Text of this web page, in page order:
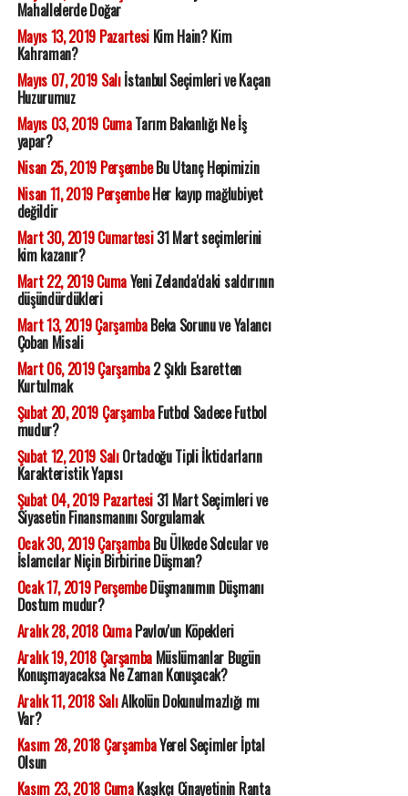
Mahallelerde Doğar
Mayıs 13, 2019 PazartesiKim Hain? Kim
Kahraman?
Mayıs 07, 2019 Salıİstanbul Seçimleri ve Kaçan
Huzurumuz
Mayıs 03, 2019 CumaTarım Bakanlığı Ne İş
yapar?
Nisan 25, 2019 PerşembeBu Utanç Hepimizin
Nisan 11, 2019 PerşembeHer kayıp mağlubiyet
değildir
Mart 30, 2019 Cumartesi31 Mart seçimlerini
kim kazanır?
Mart 22, 2019 CumaYeni Zelanda'daki saldırının
düşündürdükleri
Mart 13, 2019 ÇarşambaBeka Sorunu ve Yalancı
Çoban Misali
Mart 06, 2019 Çarşamba2 Şıklı Esaretten
Kurtulmak
Şubat 20, 2019 ÇarşambaFutbol Sadece Futbol
mudur?
Şubat 12, 2019 SalıOrtadoğu Tipli İktidarların
Karakteristik Yapısı
Şubat 04, 2019 Pazartesi31 Mart Seçimleri ve
Siyasetin Finansmanını Sorgulamak
Ocak 30, 2019 ÇarşambaBu Ülkede Solcular ve
İslamcılar Niçin Birbirine Düşman?
Ocak 17, 2019 PerşembeDüşmanımın Düşmanı
Dostum mudur?
Aralık 28, 2018 CumaPavlov'un Köpekleri
Aralık 19, 2018 ÇarşambaMüslümanlar Bugün
Konuşmayacaksa Ne Zaman Konuşacak?
Aralık 11, 2018 SalıAlkolün Dokunulmazlığı mı
Var?
Kasım 28, 2018 ÇarşambaYerel Seçimler İptal
Olsun
Kasım 23, 2018 CumaKaşıkçı Cinayetinin Ranta